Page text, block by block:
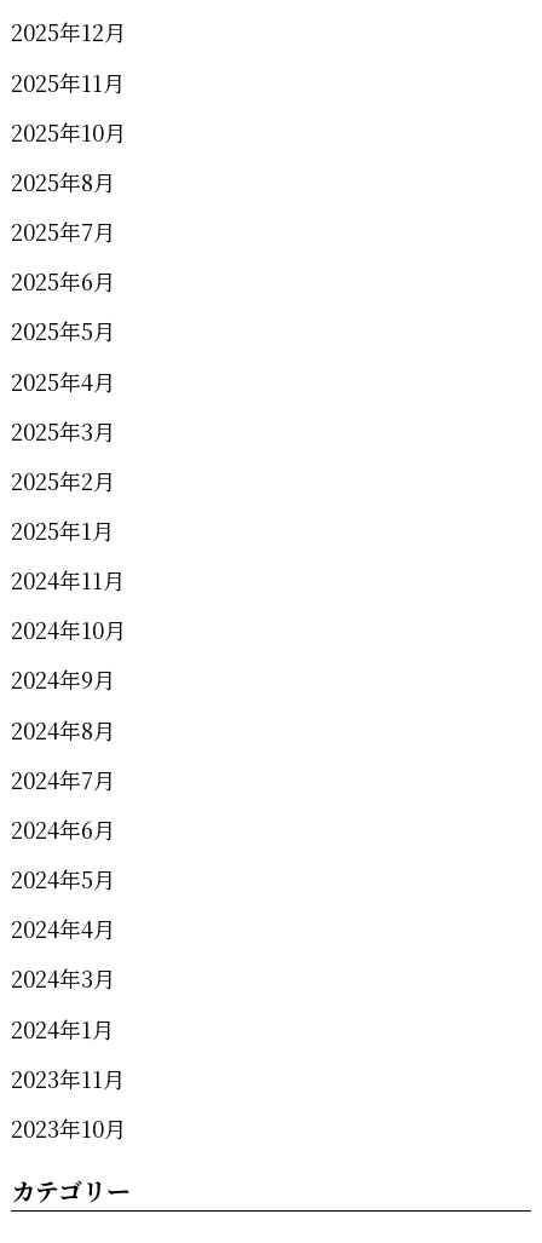
2025年12月
2025年11月
2025年10月
2025年8月
2025年7月
2025年6月
2025年5月
2025年4月
2025年3月
2025年2月
2025年1月
2024年11月
2024年10月
2024年9月
2024年8月
2024年7月
2024年6月
2024年5月
2024年4月
2024年3月
2024年1月
2023年11月
2023年10月
カテゴリー